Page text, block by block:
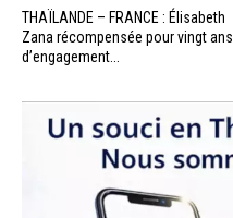
THAÏLANDE – FRANCE : Élisabeth
Zana récompensée pour vingt ans
d’engagement...